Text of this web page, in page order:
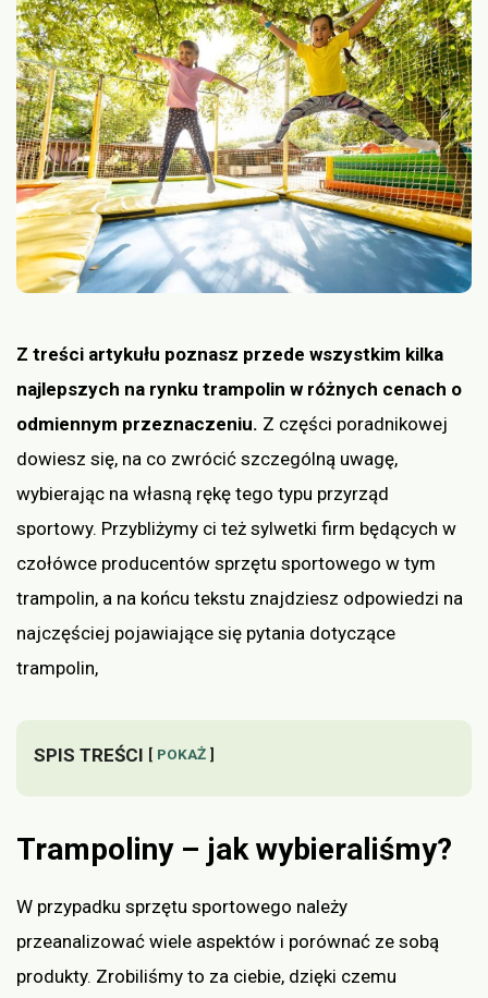
Z treści artykułu poznasz przede wszystkim kilka
najlepszych na rynku trampolin w różnych cenach o
odmiennym przeznaczeniu. Z części poradnikowej
dowiesz się, na co zwrócić szczególną uwagę,
wybierając na własną rękę tego typu przyrząd
sportowy. Przybliżymy ci też sylwetki firm będących w
czołówce producentów sprzętu sportowego w tym
trampolin, a na końcu tekstu znajdziesz odpowiedzi na
najczęściej pojawiające się pytania dotyczące
trampolin,
SPIS TREŚCI POKAŻ
Trampoliny – jak wybieraliśmy?
W przypadku sprzętu sportowego należy
przeanalizować wiele aspektów i porównać ze sobą
produkty. Zrobiliśmy to za ciebie, dzięki czemu